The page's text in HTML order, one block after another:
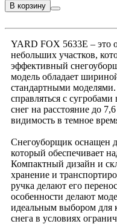
В корзину
YARD FOX 5633Е – это
небольших участков,
эффективный
модель обладает
стандартными
справляться с
снег на расстояние до
видимость в темное
Снегоуборщик оснащен
который обеспечивает
Компактный дизайн и
хранение и
ручка делают его
особенности делают
идеальным выбором для
снега в условиях